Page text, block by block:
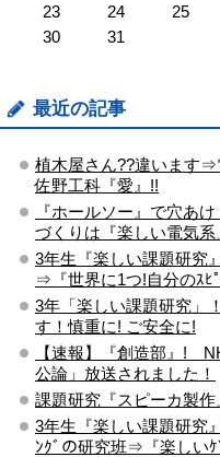
23
24 25
30
31
最近の記事
植木屋さん??違います⇒
佐野工科『愛』!!
『ホールソー』で穴あ
づくりは『楽しい電気
3年生『楽しい課題研究
⇒『世界に1つ!自分のｽﾋﾟ
3年「楽しい課題研究」
す！慎重に! ご安全に!
【速報】『創造部』!
公論」放送されました！
課題研究『スピーカ製
3年生『楽しい課題研究
ﾝｸﾞの研究班⇒『楽しいｹ